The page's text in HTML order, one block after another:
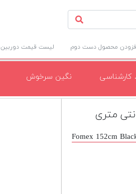
محصول دست دوم لیست قیمت دوربین
کارشناسی نگین سرخوش
داخل نقره ای 152 سانتی متری
Fomex 152cm